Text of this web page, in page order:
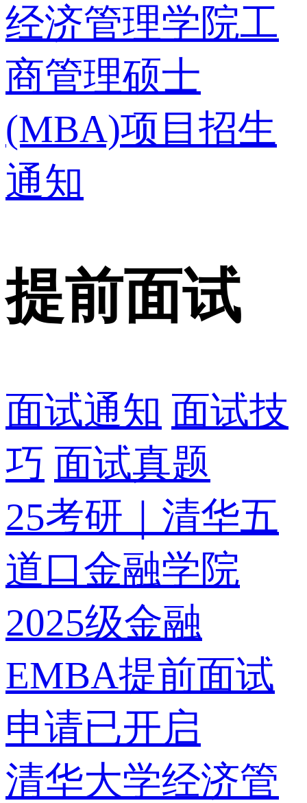
经济管理学院工
商管理硕士
(MBA)项目招生
通知
提前面试
面试通知 面试技
巧 面试真题
25考研｜清华五
道口金融学院
2025级金融
EMBA提前面试
申请已开启
清华大学经济管